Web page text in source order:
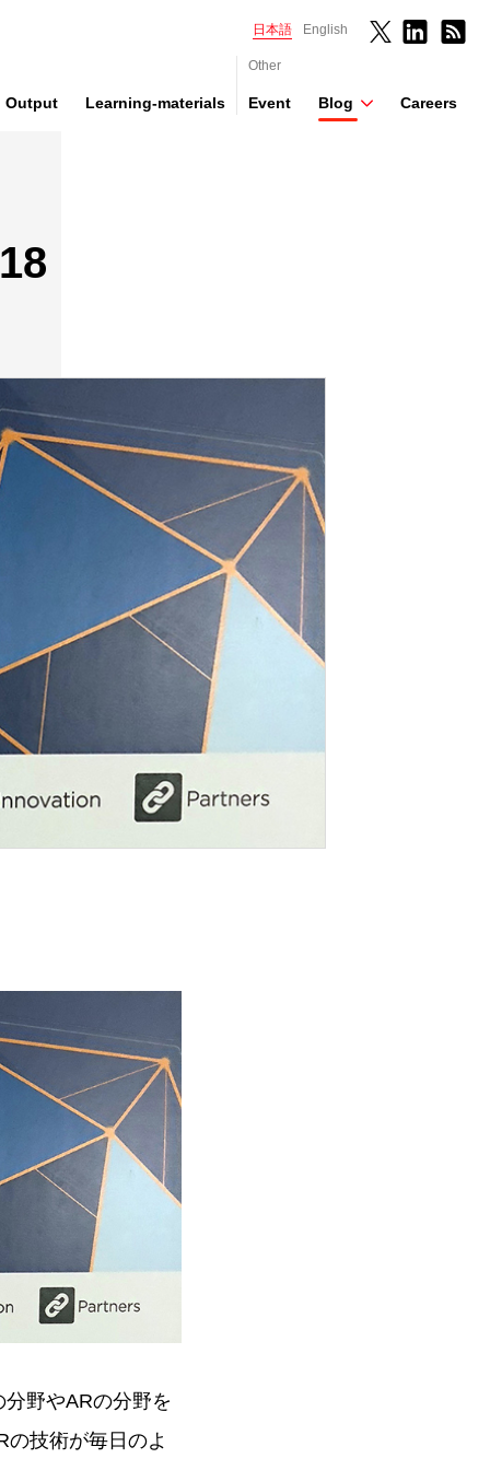
日本語 English
Output Learning-materials
Other
Event Blog Careers
野やARの分野を
の技術が毎日のよ